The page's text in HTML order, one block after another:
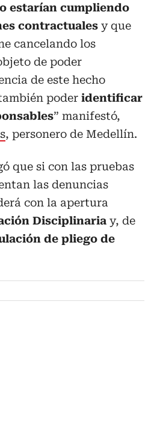
estarían cumpliendo
contractuales y que
cancelando los
de poder
de este hecho
poder identificar
” manifestó,
, personero de Medellín.
que si con las pruebas
las denuncias
con la apertura
Disciplinaria y, de
de pliego de